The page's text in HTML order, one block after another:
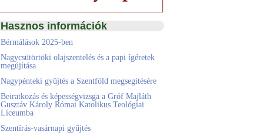
Hasznos információk
Bérmálások 2025-ben
Nagycsütörtöki olajszentelés és a papi ígéretek
megújítása
Nagypénteki gyűjtés a Szentföld megsegítésére
Beiratkozás és képességvizsga a Gróf Majláth
Gusztáv Károly Római Katolikus Teológiai
Líceumba
Szentírás-vasárnapi gyűjtés